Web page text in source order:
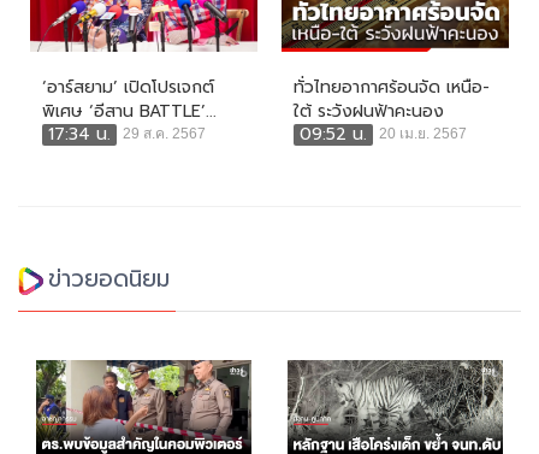
‘อาร์สยาม’ เปิดโปรเจกต์
พิเศษ ‘อีสาน BATTLE’...
17:34 น.
29 ส.ค. 2567
ทั่วไทยอากาศร้อนจัด เหนือ-
ใต้ ระวังฝนฟ้าคะนอง
09:52 น.
20 เม.ย. 2567
ข่าวยอดนิยม